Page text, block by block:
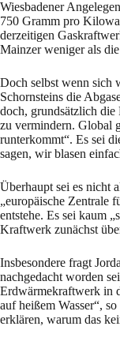
Wiesbadener
750 Gramm pro
derzeitigen
Mainzer weniger als
Doch selbst wenn sich
Schornsteins die
doch, grundsätzlich die
zu vermindern. Global
runterkommt“. Es sei
sagen, wir blasen
Überhaupt sei es nicht
„europäische Zentrale
entstehe. Es sei kaum
Kraftwerk zunächst
Insbesondere fragt
nachgedacht worden
Erdwärmekraftwerk in
auf heißem Wasser“,
erklären, warum das